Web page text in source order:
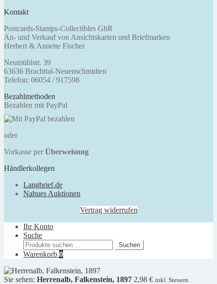
Kontakt
Postcards-Stamps-Collectibles GbR
An- und Verkauf von Ansichtskarten und Briefmarken
Herbert & Annette Fischer
Neumühlstr. 39
63636 Brachttal-Neuenschmidten
Telefon: 06054 / 917598
Bezahlmethoden
Bezahlen mit PayPal
oder
Vorkasse per Überweisung
Händlerkollegen
Langbrief.de
Nahues Auktionen
Vertrag widerrufen
Ihr Konto
Suche
Suchen
nach:
Suchen
Warenkorb 0
Sie sehen: Herrenalb, Falkenstein, 1897 2,98 € inkl. Steuern